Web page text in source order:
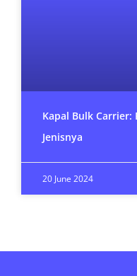
Kapal Bulk Carrier:
Jenisnya
20 June 2024